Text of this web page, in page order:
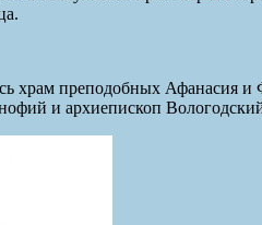
храм преподобных Афанасия
и архиепископ